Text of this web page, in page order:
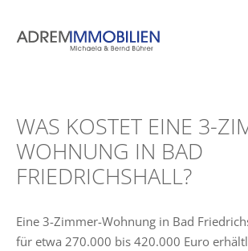
Inhalt
WAS KOSTET EINE 3-
WOHNUNG IN BAD
FRIEDRICHSHALL?
Eine 3-Zimmer-Wohnung in Bad
für etwa 270.000 bis 420.000 Euro